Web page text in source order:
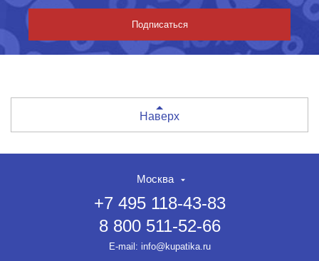
НЕТ СКИДКИ НА ТОВАР?!
ОФОРМЛЯЙТЕ ЗАКАЗ И
ВЫ ПОЛУЧИТЕ ЕЁ ДО 20%
Подписаться
Наверх
Москва
+7 495 118-43-83
8 800 511-52-66
E-mail: info@kupatika.ru